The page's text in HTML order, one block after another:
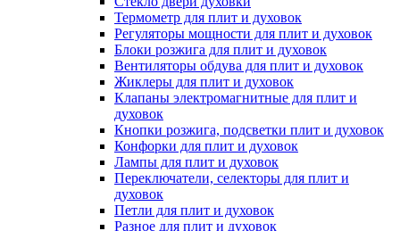
Термометр для плит и духовок
Регуляторы мощности для плит и духовок
Блоки розжига для плит и духовок
Вентиляторы обдува для плит и духовок
Жиклеры для плит и духовок
Клапаны электромагнитные для плит и
духовок
Кнопки розжига, подсветки плит и духовок
Конфорки для плит и духовок
Лампы для плит и духовок
Переключатели, селекторы для плит и
духовок
Петли для плит и духовок
Разное для плит и духовок